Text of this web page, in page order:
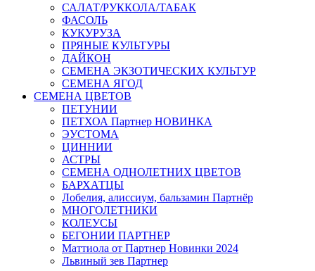
САЛАТ/РУККОЛА/ТАБАК
ФАСОЛЬ
КУКУРУЗА
ПРЯНЫЕ КУЛЬТУРЫ
ДАЙКОН
СЕМЕНА ЭКЗОТИЧЕСКИХ КУЛЬТУР
СЕМЕНА ЯГОД
СЕМЕНА ЦВЕТОВ
ПЕТУНИИ
ПЕТХОА Партнер НОВИНКА
ЭУСТОМА
ЦИННИИ
АСТРЫ
СЕМЕНА ОДНОЛЕТНИХ ЦВЕТОВ
БАРХАТЦЫ
Лобелия, алиссиум, бальзамин Партнёр
МНОГОЛЕТНИКИ
КОЛЕУСЫ
БЕГОНИИ ПАРТНЕР
Маттиола от Партнер Новинки 2024
Львиный зев Партнер